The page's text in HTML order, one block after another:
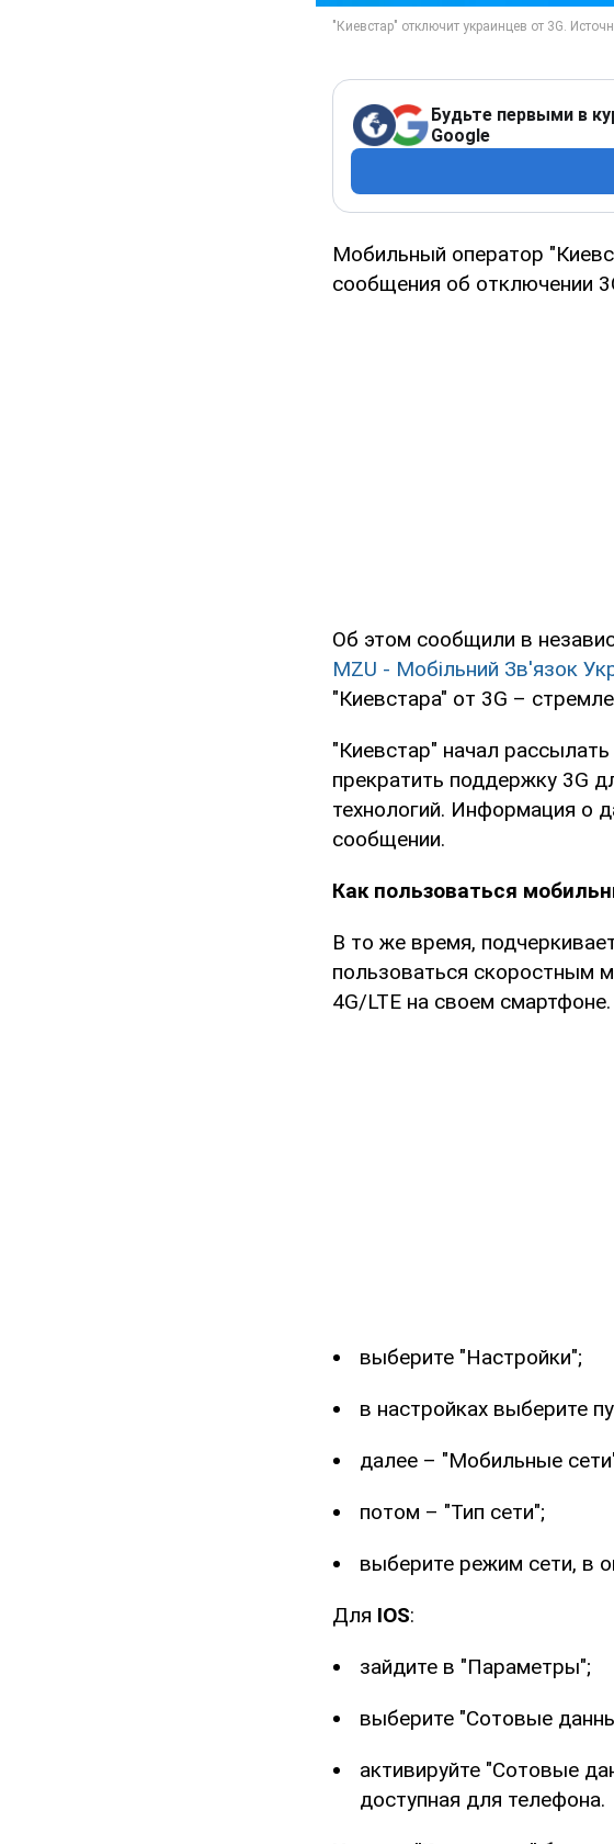
Будьте первыми в
Google
Мобильный оператор
сообщения об отключении
Об этом сообщили в
MZU - Мобільний Зв'язок
"Киевстара" от 3G –
"Киевстар" начал
прекратить поддержку 3G
технологий. Информация о
сообщении.
Как пользоваться
В то же время,
пользоваться скоростным
4G/LTE на своем
выберите "Настройки";
в настройках выберите
далее – "Мобильные
потом – "Тип сети";
выберите режим сети, в
Для IOS:
зайдите в "Параметры";
выберите "Сотовые
активируйте "Сотовые
доступная для телефона.